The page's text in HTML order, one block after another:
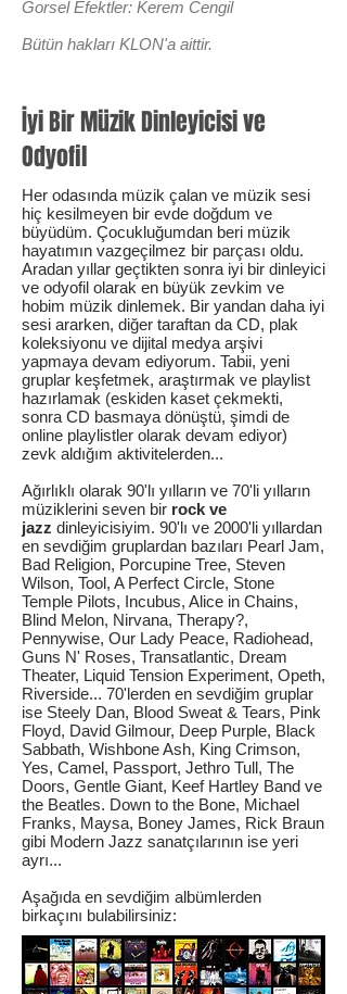
Gorsel Efektler: Kerem Cengil
Bütün hakları KLON'a aittir.
İyi Bir Müzik Dinleyicisi ve
Odyofil
Her odasında müzik çalan ve müzik sesi
hiç kesilmeyen bir evde doğdum ve
büyüdüm. Çocukluğumdan beri müzik
hayatımın vazgeçilmez bir parçası oldu.
Aradan yıllar geçtikten sonra iyi bir dinleyici
ve odyofil olarak en büyük zevkim ve
hobim müzik dinlemek. Bir yandan daha iyi
sesi ararken, diğer taraftan da CD, plak
koleksiyonu ve dijital medya arşivi
yapmaya devam ediyorum. Tabii, yeni
gruplar keşfetmek, araştırmak ve playlist
hazırlamak (eskiden kaset çekmekti,
sonra CD basmaya dönüştü, şimdi de
online playlistler olarak devam ediyor)
zevk aldığım aktivitelerden...
Ağırlıklı olarak 90'lı yılların ve 70'li yılların
müziklerini seven bir rock ve
jazz dinleyicisiyim. 90'lı ve 2000'li yıllardan
en sevdiğim gruplardan bazıları Pearl Jam,
Bad Religion, Porcupine Tree, Steven
Wilson, Tool, A Perfect Circle, Stone
Temple Pilots, Incubus, Alice in Chains,
Blind Melon, Nirvana, Therapy?,
Pennywise, Our Lady Peace, Radiohead,
Guns N' Roses, Transatlantic, Dream
Theater, Liquid Tension Experiment, Opeth,
Riverside... 70'lerden en sevdiğim gruplar
ise Steely Dan, Blood Sweat & Tears, Pink
Floyd, David Gilmour, Deep Purple, Black
Sabbath, Wishbone Ash, King Crimson,
Yes, Camel, Passport, Jethro Tull, The
Doors, Gentle Giant, Keef Hartley Band ve
the Beatles. Down to the Bone, Michael
Franks, Maysa, Boney James, Rick Braun
gibi Modern Jazz sanatçılarının ise yeri
ayrı...
Aşağıda en sevdiğim albümlerden
birkaçını bulabilirsiniz: